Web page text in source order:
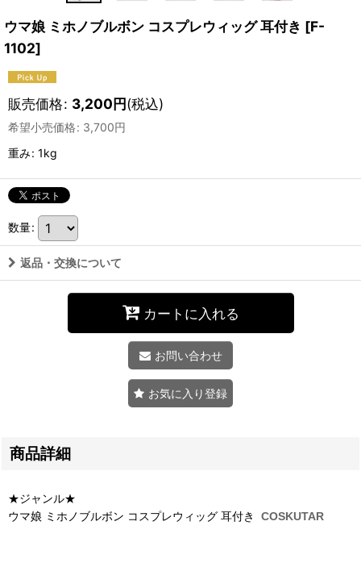
ウマ娘 ミホノブルボン コスプレウィッグ 耳付き [F-
1102]
販売価格: 3,200円(税込)
希望小売価格: 3,700円
重み: 1kg
数量:
返品・交換について
カートに入れる
お問い合わせ
お気に入り登録
商品詳細
★ジャンル★
ウマ娘 ミホノブルボン コスプレウィッグ 耳付き COSKUTAR